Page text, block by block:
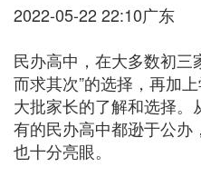
2022-05-22 22:10广东
民办高中，在大多数初三
而求其次”的选择，再加
大批家长的了解和选择
有的民办高中都逊于公
也十分亮眼。